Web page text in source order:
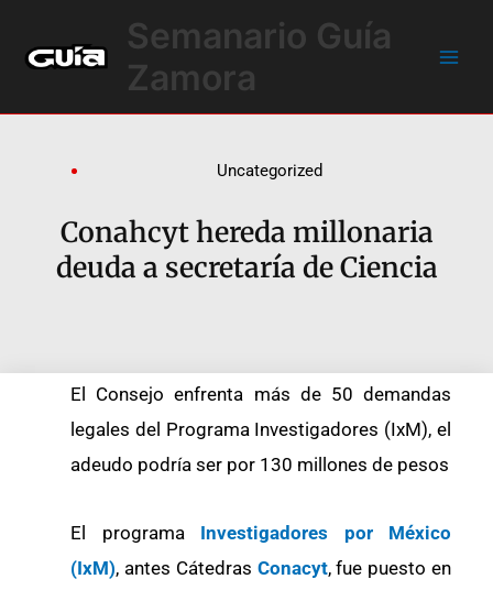
contenido
Semanario Guía
Zamora
Uncategorized
Conahcyt hereda millonaria
deuda a secretaría de Ciencia
El Consejo enfrenta más de 50 demandas
legales del Programa Investigadores (IxM), el
adeudo podría ser por 130 millones de pesos
El programa Investigadores por México
(IxM), antes Cátedras Conacyt, fue puesto en